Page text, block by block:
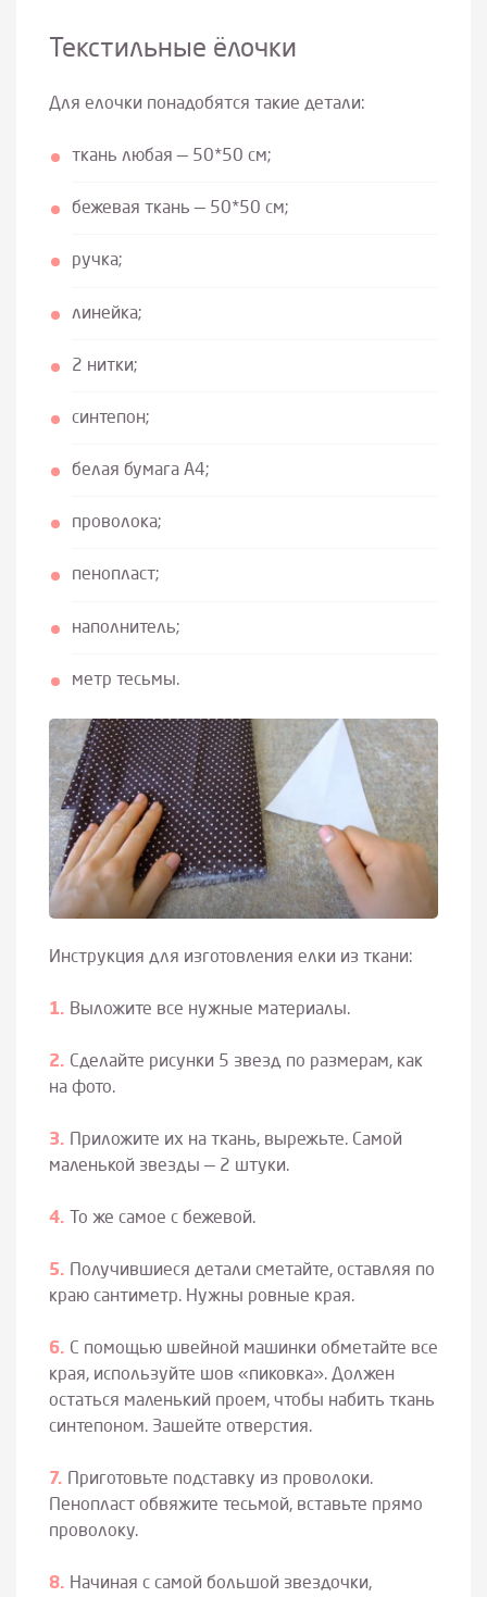
Текстильные ёлочки
Для елочки понадобятся такие детали:
ткань любая — 50*50 см;
бежевая ткань — 50*50 см;
ручка;
линейка;
2 нитки;
синтепон;
белая бумага А4;
проволока;
пенопласт;
наполнитель;
метр тесьмы.
Инструкция для изготовления елки из ткани:
Выложите все нужные материалы.
Сделайте рисунки 5 звезд по размерам, как
на фото.
Приложите их на ткань, вырежьте. Самой
маленькой звезды — 2 штуки.
То же самое с бежевой.
Получившиеся детали сметайте, оставляя по
краю сантиметр. Нужны ровные края.
С помощью швейной машинки обметайте все
края, используйте шов «пиковка». Должен
остаться маленький проем, чтобы набить ткань
синтепоном. Зашейте отверстия.
Приготовьте подставку из проволоки.
Пенопласт обвяжите тесьмой, вставьте прямо
проволоку.
Начиная с самой большой звездочки,